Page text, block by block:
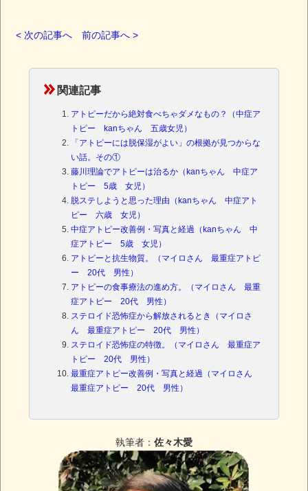
< 次の記事へ 前の記事へ >
関連記事
アトピーだから絶対食べちゃダメなもの？（中症ア
トピー kanちゃん 五歳女児）
「アトピーには脱保湿がよい」の根拠が見つからな
い話。その①
藤川理論でアトピーは治るか（kanちゃん 中症ア
トピー 5歳 女児）
脱ステしようと思った理由（kanちゃん 中症アト
ピー 六歳 女児）
中症アトピー改善例・写真と経過（kanちゃん 中
症アトピー 5歳 女児）
アトピーと抗生物質。（マイロさん 最重症アトピ
ー 20代 男性）
アトピーの食事療法の進め方。（マイロさん 最重
症アトピー 20代 男性）
ステロイド恐怖症から解放されるとき（マイロさ
ん 最重症アトピー 20代 男性）
ステロイド恐怖症の特徴。（マイロさん 最重症ア
トピー 20代 男性）
最重症アトピー改善例・写真と経過（マイロさん
最重症アトピー 20代 男性）
執筆者： 佐々木愛